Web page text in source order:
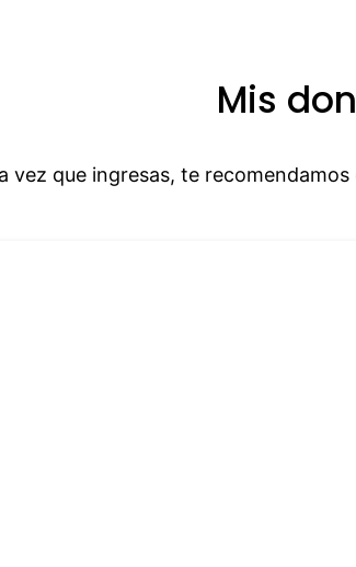
Mis
vez que ingresas, te